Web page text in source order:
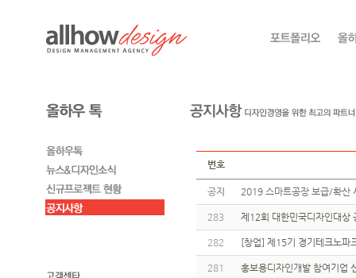
번호
공지 2019 스마트공장 보급/확
283 제12회 대한민국디자인대상
282 [창업] 제15기 경기테크노파
281 홍보용디자인개발 참여기업